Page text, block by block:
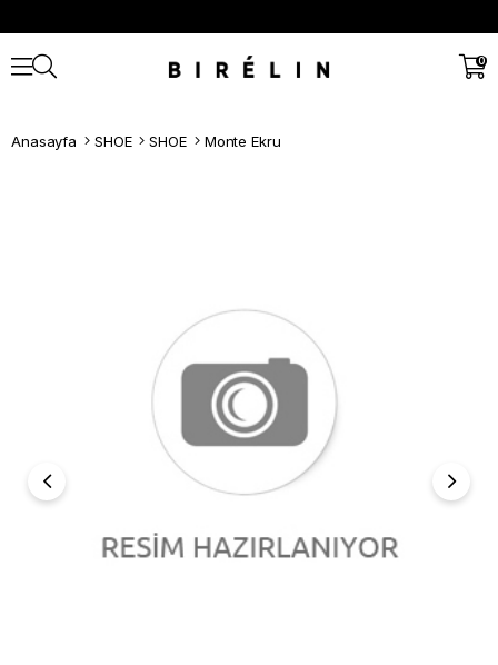
0
Anasayfa SHOE SHOE Monte Ekru